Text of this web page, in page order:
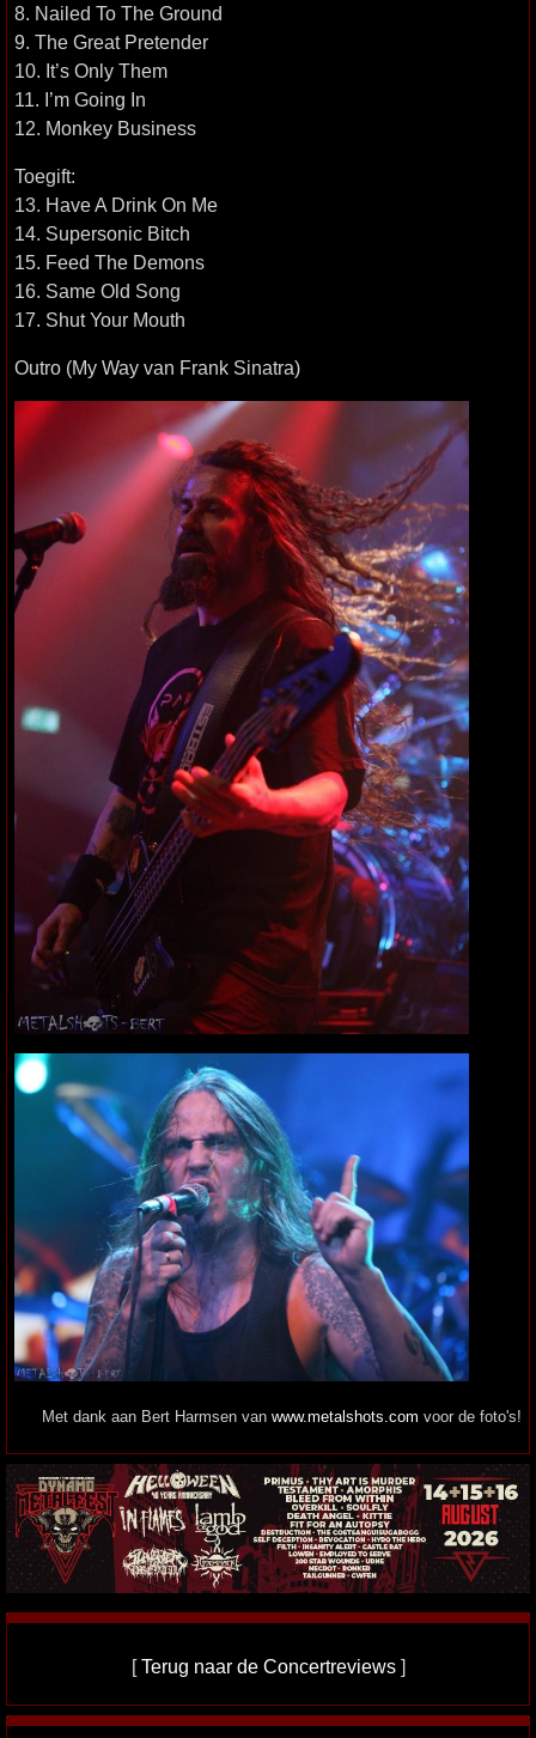
8. Nailed To The Ground
9. The Great Pretender
10. It’s Only Them
11. I’m Going In
12. Monkey Business
Toegift:
13. Have A Drink On Me
14. Supersonic Bitch
15. Feed The Demons
16. Same Old Song
17. Shut Your Mouth
Outro (My Way van Frank Sinatra)
Met dank aan Bert Harmsen van www.metalshots.com voor de foto's!
[Terug naar de Concertreviews]